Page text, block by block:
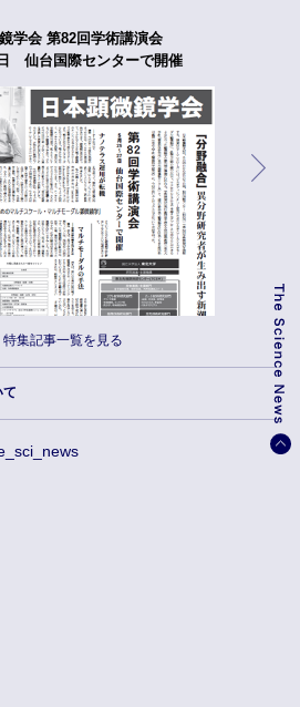
学会 第82回学術講演会
仙台国際センターで開催
特集記事一覧を見る